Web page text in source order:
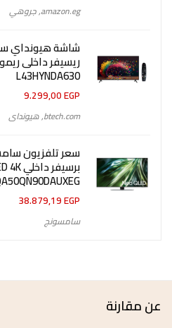
amazon.eg
,جروهي
ريسيفر داخلى
L43HYNDA630
9.299,00EGP
btech.com
,هيونداى
38.879,19EGP
سامسونج
عن مقارنة